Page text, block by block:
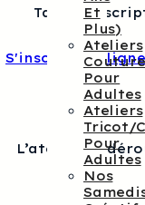
Et
Plus)
Ateliers
Couture
Pour
Adultes
Ateliers
Tricot/
Pour
Adultes
Nos
Tarif :
S'inscrire en ligne
L’atelier se